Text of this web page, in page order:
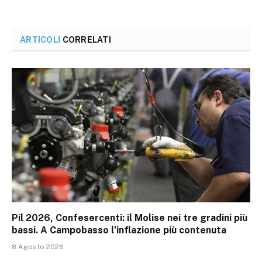
ARTICOLI CORRELATI
Pil 2026, Confesercenti: il Molise nei tre gradini più
bassi. A Campobasso l’inflazione più contenuta
8 Agosto 2026